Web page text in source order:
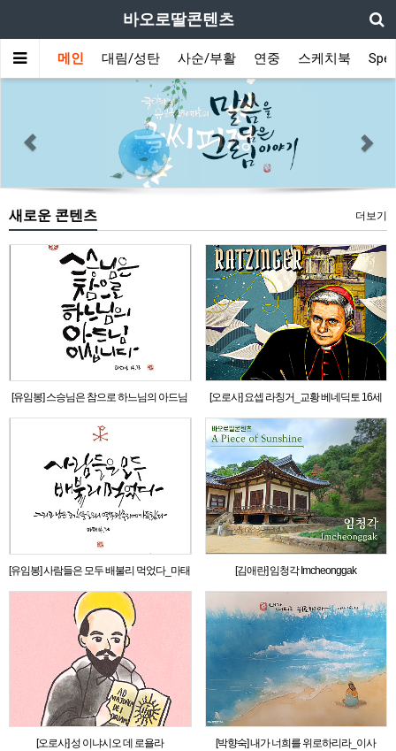
바오로딸콘텐츠
메인 대림/성탄 사순/부활 연중 스케치북
더보기
새로운 콘텐츠
[유임봉] 스승님은 참으로 하느님의 아드님
[오로사] 요셉 라칭거_교황 베네딕토 16세
[유임봉] 사람들은 모두 배불리 먹었다_마태
[김애란] 임청각 Imcheonggak
[오로사] 성 이냐시오 데 로욜라
[박향숙] 내가 너희를 위로하리라_이사